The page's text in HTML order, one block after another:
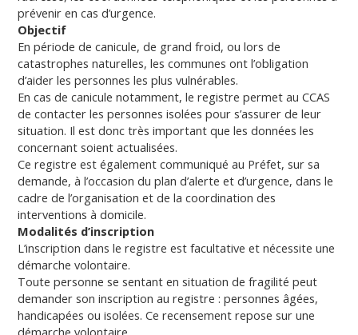
prévenir en cas d’urgence.
Objectif
En période de canicule, de grand froid, ou lors de
catastrophes naturelles, les communes ont l’obligation
d’aider les personnes les plus vulnérables.
En cas de canicule notamment, le registre permet au CCAS
de contacter les personnes isolées pour s’assurer de leur
situation. Il est donc très important que les données les
concernant soient actualisées.
Ce registre est également communiqué au Préfet, sur sa
demande, à l’occasion du plan d’alerte et d’urgence, dans le
cadre de l’organisation et de la coordination des
interventions à domicile.
Modalités d’inscription
L’inscription dans le registre est facultative et nécessite une
démarche volontaire.
Toute personne se sentant en situation de fragilité peut
demander son inscription au registre : personnes âgées,
handicapées ou isolées. Ce recensement repose sur une
démarche volontaire.